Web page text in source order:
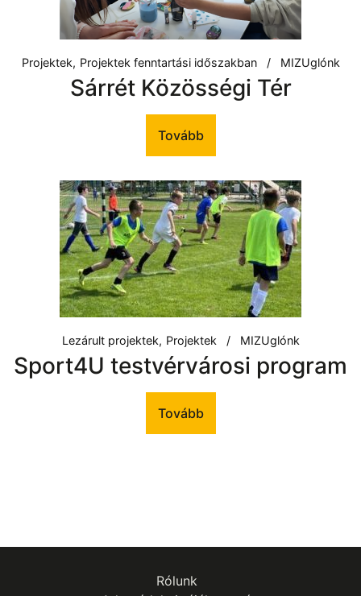
Projektek Projektek fenntartási időszakban MIZUglónk
Sárrét Közösségi Tér
Tovább
Lezárult projektek Projektek MIZUglónk
Sport4U testvérvárosi program
Tovább
Rólunk